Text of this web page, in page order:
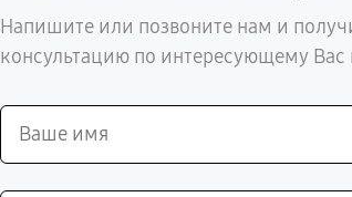
Напишите или позвоните нам и
консультацию по интересующему Вас